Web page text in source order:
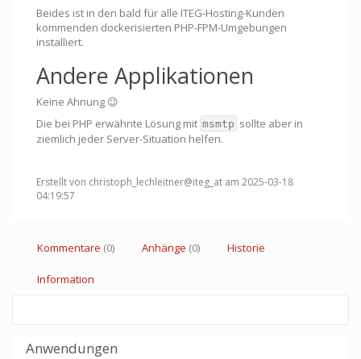
Beides ist in den bald für alle ITEG-Hosting-Kunden
kommenden dockerisierten PHP-FPM-Umgebungen
installiert.
Andere Applikationen
Keine Ahnung 😉️
Die bei PHP erwähnte Lösung mit msmtp sollte aber in
ziemlich jeder Server-Situation helfen.
Erstellt von christoph_lechleitner@iteg_at am 2025-03-18
04:19:57
Kommentare (0) Anhänge (0) Historie
Information
Anwendungen